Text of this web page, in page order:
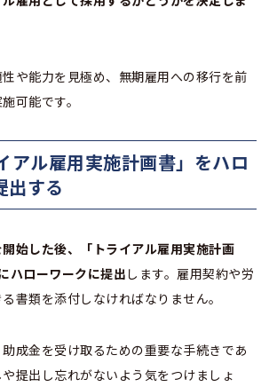
や能力を見極め、無期雇用への移行を前
可能です。
アル雇用実施計画書」をハロ
出する
始した後、「トライアル雇用実施計画
ハローワークに提出 します。雇用契約や労
書類を添付しなければなりません。
成金を受け取るための重要な手続きであ
提出し忘れがないよう気をつけましょ